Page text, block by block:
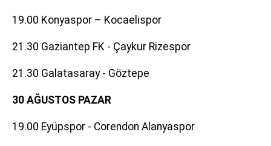
19.00 Konyaspor – Kocaelispor
21.30 Gaziantep FK - Çaykur Rizespor
21.30 Galatasaray - Göztepe
30 AĞUSTOS PAZAR
19.00 Eyüpspor - Corendon Alanyaspor